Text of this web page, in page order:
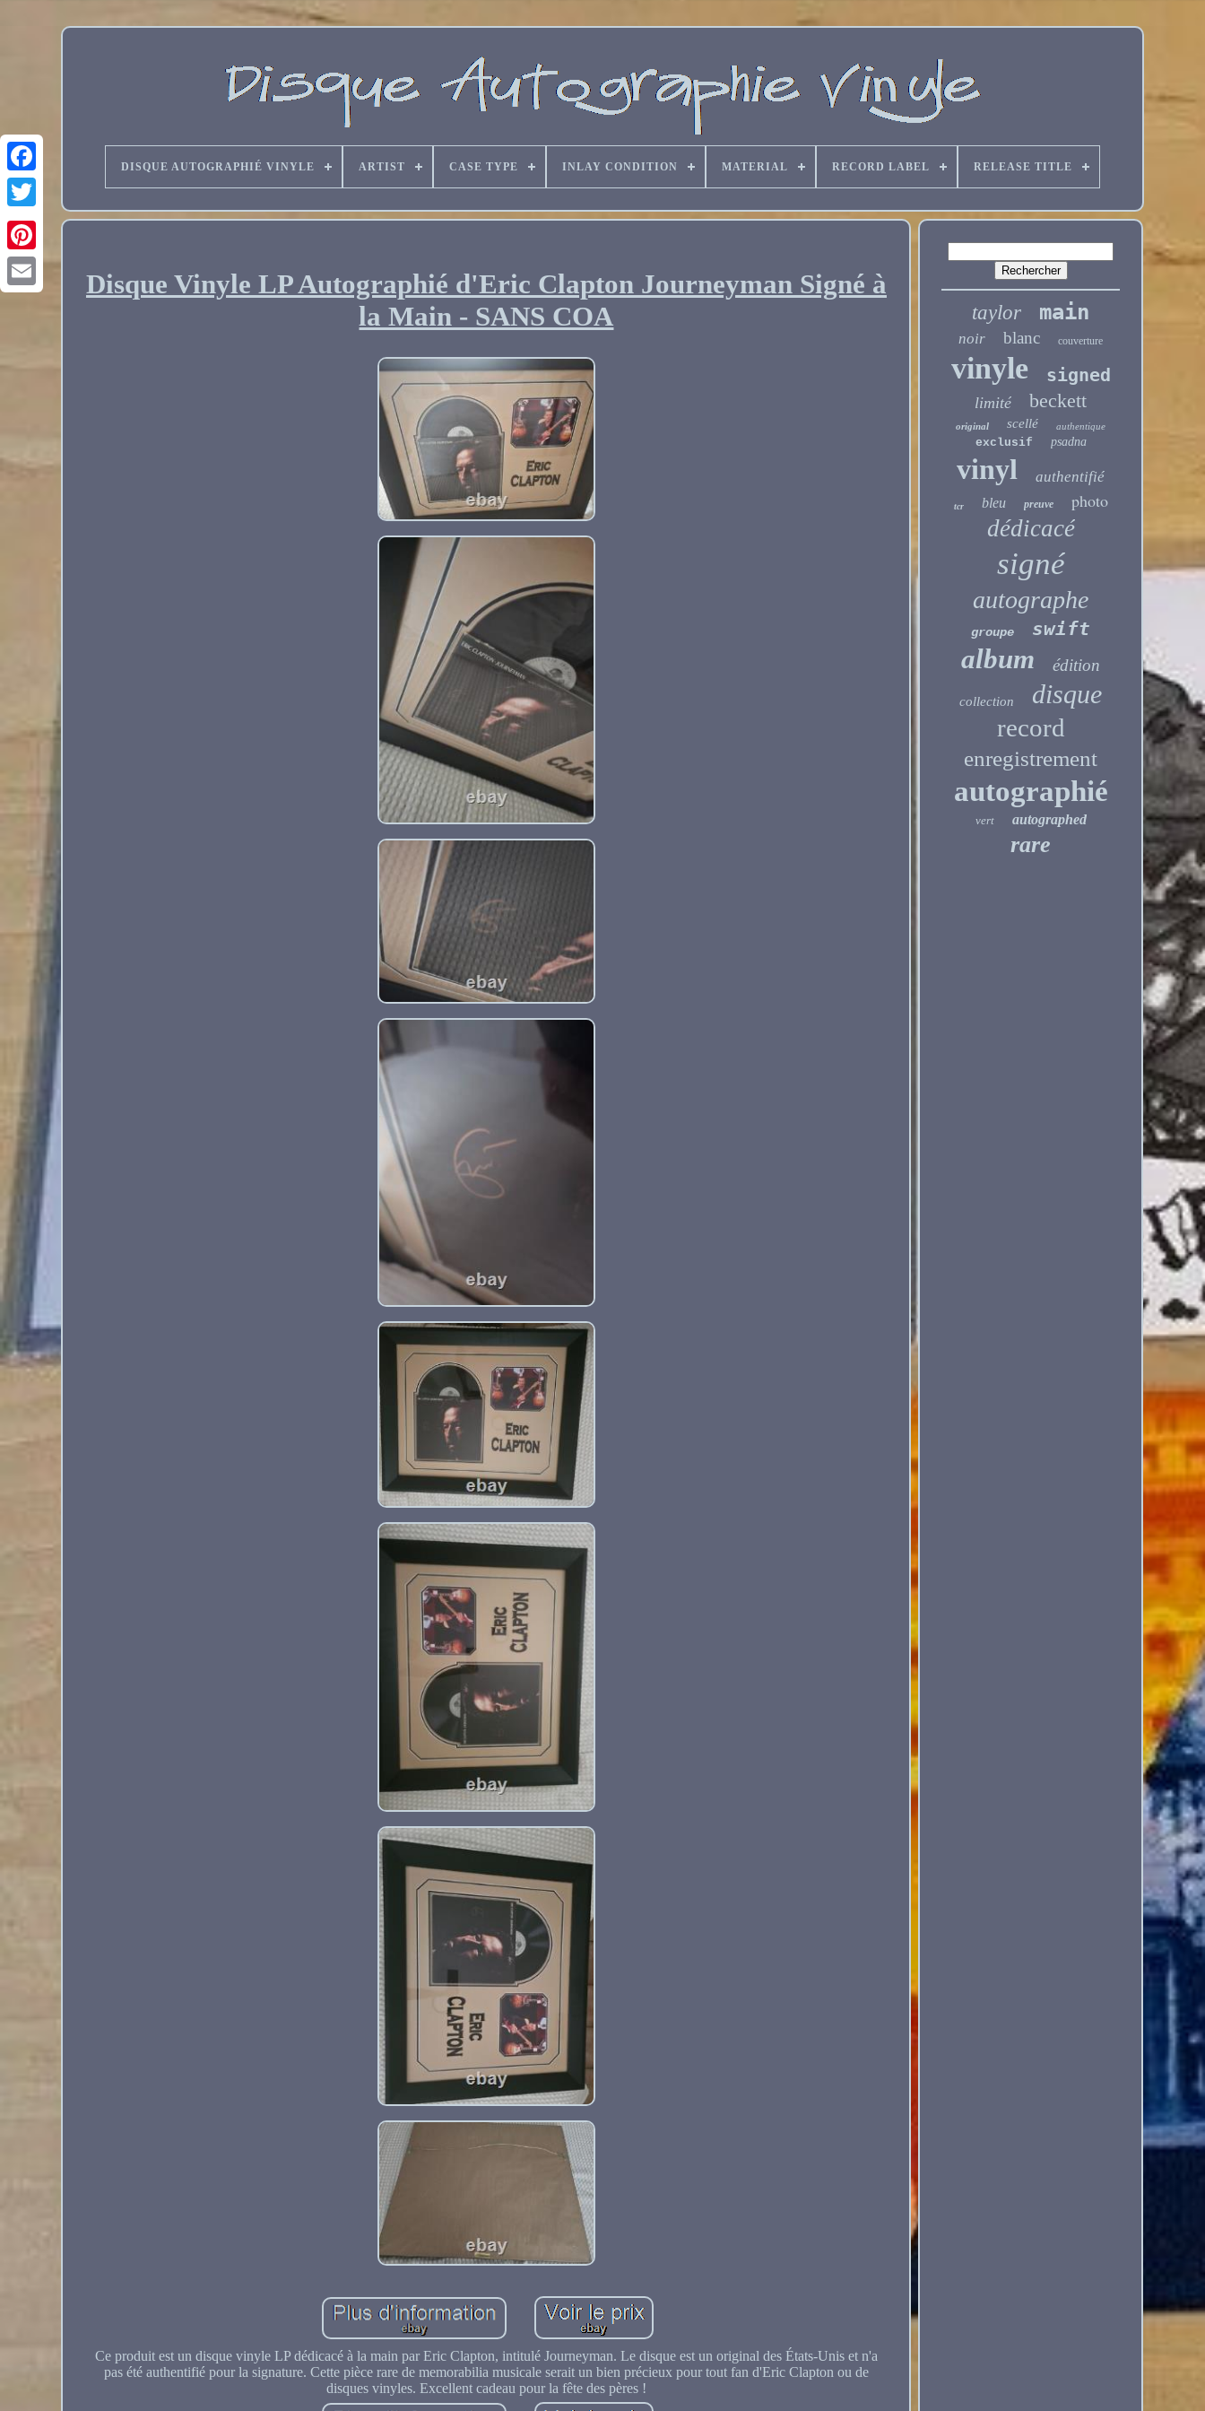
DISQUE AUTOGRAPHIÉ VINYLE ARTIST CASE TYPE INLAY CONDITION MATERIAL RECORD LABEL RELEASE TITLE
Disque Vinyle LP Autographié d'Eric Clapton Journeyman Signé à
la Main - SANS COA
Ce produit est un disque vinyle LP dédicacé à la main par Eric Clapton, intitulé Journeyman. Le disque est un original des États-Unis et n'a
pas été authentifié pour la signature. Cette pièce rare de memorabilia musicale serait un bien précieux pour tout fan d'Eric Clapton ou de
disques vinyles. Excellent cadeau pour la fête des pères !
taylor main
noir blanc couverture
vinyle signed
limité beckett
original scellé authentique
exclusif psadna
vinyl authentifié
tcr bleu preuve photo
dédicacé
signé
autographe
groupe swift
album édition
collection disque
record
enregistrement
autographié
vert autographed
rare